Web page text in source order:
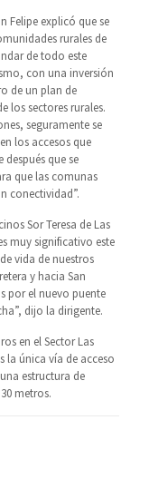
Felipe explicó que se
rurales de
de todo este
con una inversión
de un plan de
los sectores rurales.
seguramente se
los accesos que
que se
que las comunas
conectividad”.
Sor Teresa de Las
muy significativo este
vida de nuestros
y hacia San
por el nuevo puente
dijo la dirigente.
en el Sector Las
la única vía de acceso
estructura de
metros.